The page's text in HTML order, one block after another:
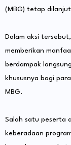
(MBG) tetap
Dalam aksi
memberikan
berdampak
khususnya bagi
MBG.
Salah satu peserta
keberadaan